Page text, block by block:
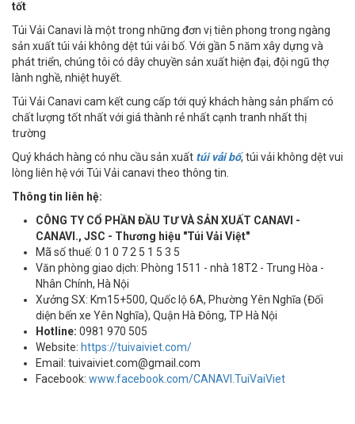
tốt
Túi Vải Canavi là một trong những đơn vị tiên phong trong ngàng
sản xuất túi vải không dệt túi vải bố. Với gần 5 năm xây dựng và
phát triển, chúng tôi có dây chuyền sản xuất hiện đại, đội ngũ thợ
lành nghề, nhiệt huyết.
Túi Vải Canavi cam kết cung cấp tới quý khách hàng sản phẩm có
chất lượng tốt nhất với giá thành rẻ nhất cạnh tranh nhất thị
trường
Quý khách hàng có nhu cầu sản xuất túi vải bố, túi vải không dệt vui
lòng liên hệ với Túi Vải canavi theo thông tin.
Thông tin liên hệ:
CÔNG TY CỔ PHẦN ĐẦU TƯ VÀ SẢN XUẤT CANAVI -
CANAVI., JSC - Thương hiệu "Túi Vải Việt"
Mã số thuế: 0 1 0 7 2 5 1 5 3 5
Văn phòng giao dịch: Phòng 1511 - nhà 18T2 - Trung Hòa -
Nhân Chính, Hà Nội
Xưởng SX: Km15+500, Quốc lộ 6A, Phường Yên Nghĩa (Đối
diện bến xe Yên Nghĩa), Quận Hà Đông, TP Hà Nội
Hotline: 0981 970 505
Website: https://tuivaiviet.com/
Email: tuivaiviet.com@gmail.com
Facebook: www.facebook.com/CANAVI.TuiVaiViet